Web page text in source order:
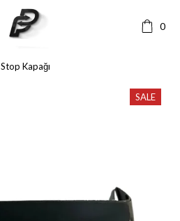
0
Stop Kapağı
SALE